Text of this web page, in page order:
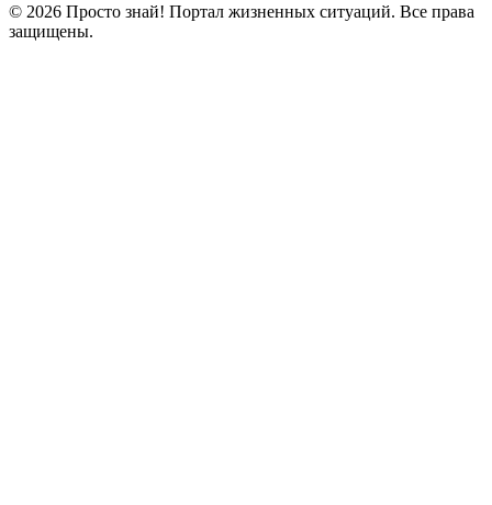
© 2026 Просто знай! Портал жизненных ситуаций. Все права
защищены.